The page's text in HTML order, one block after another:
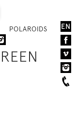
EN
POLAROIDS